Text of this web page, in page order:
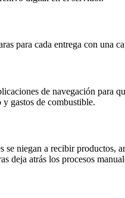
para cada entrega con una
de navegación para
gastos de combustible.
se niegan a recibir
deja atrás los procesos